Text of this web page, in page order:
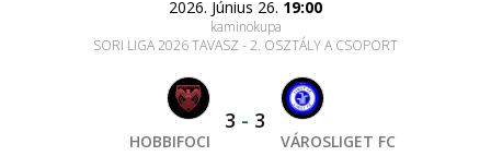
2026. Június 26. 19:00
kaminokupa
SORI LIGA 2026 TAVASZ - 2. OSZTÁLY A CSOPORT
HOBBIFOCI
3 - 3
VÁROSLIGET FC